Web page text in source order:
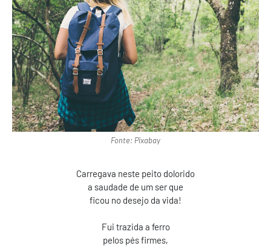
Fonte: Pixabay
Carregava neste peito dolorido
a saudade de um ser que
ficou no desejo da vida!
Fui trazida a ferro
pelos pés firmes,